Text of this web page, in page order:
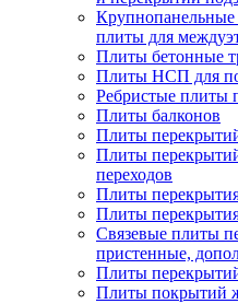
Крупнопанельные
плиты для
Плиты бетонные
Плиты НСП для
Ребристые плиты
Плиты балконов
Плиты
Плиты
переходов
Плиты
Плиты
Связевые плиты
пристенные,
Плиты
Плиты покрытий